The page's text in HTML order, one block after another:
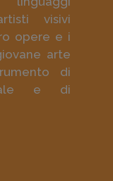
visivi
opere e i
arte
di
e di